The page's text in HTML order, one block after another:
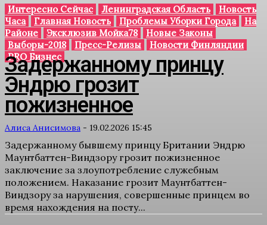
Интересно Сейчас Ленинградская Область
Новость
Часа
Главная Новость Проблемы Уборки Города
На
Районе
Эксклюзив Мойка78
Новые Законы
Выборы-2018
Пресс-Релизы
Новости Финляндии
PRO Бизнес
Задержанному принцу
Эндрю грозит
пожизненное
Алиса Анисимова - 19.02.2026 15:45
Задержанному бывшему принцу Британии Эндрю
Маунтбаттен-Виндзору грозит пожизненное
заключение за злоупотребление служебным
положением. Наказание грозит Маунтбаттен-
Виндзору за нарушения, совершенные принцем во
время нахождения на посту...